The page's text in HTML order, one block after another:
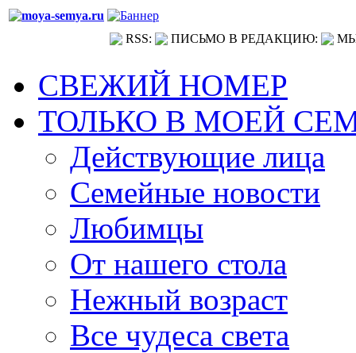
RSS: ПИСЬМО В РЕДАКЦИЮ:
СВЕЖИЙ НОМЕР
ТОЛЬКО В МОЕЙ
Действующие лица
Семейные новости
Любимцы
От нашего стола
Нежный возраст
Все чудеса света